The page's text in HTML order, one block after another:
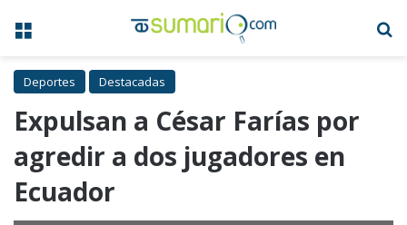
Menú
Deportes Destacadas
Expulsan a César Farías por
agredir a dos jugadores en
Ecuador